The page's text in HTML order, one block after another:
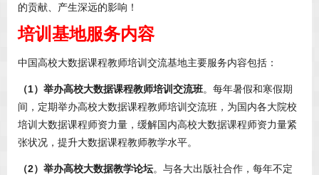
的贡献、产生深远的影响！
培训基地服务内容
中国高校大数据课程教师培训交流基地主要服务内容包括：
（1）举办高校大数据课程教师培训交流班。每年暑假和寒假期
间，定期举办高校大数据课程教师培训交流班，为国内各大院校
培训大数据课程师资力量，缓解国内高校大数据课程师资力量紧
张状况，提升大数据课程教师教学水平。
（2）举办高校大数据教学论坛。与各大出版社合作，每年不定